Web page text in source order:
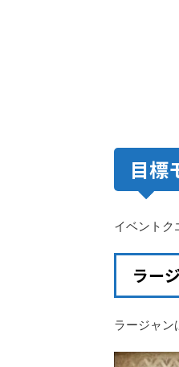
目標
イベントク
ラー
ラージャン